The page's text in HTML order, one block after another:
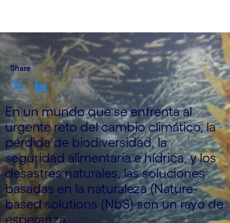
Share
En un mundo que se enfrenta al
urgente reto del cambio climático, la
pérdida de biodiversidad, la
seguridad alimentaria e hídrica, y los
desastres naturales, las soluciones
basadas en la naturaleza (Nature-
based solutions (NbS) son un rayo de
esperanza.